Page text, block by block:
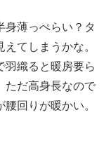
身薄っぺらい？タ
てしまうかな。
羽織ると暖房要ら
ただ高身長なので
回りが暖かい。